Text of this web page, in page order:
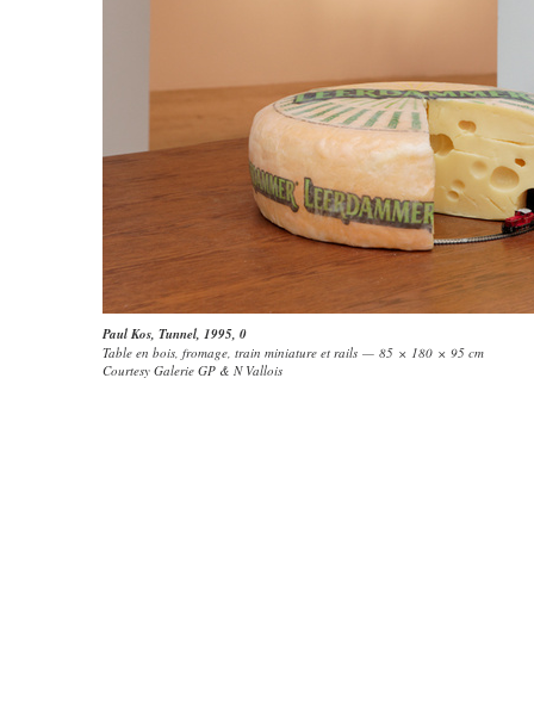
Paul Kos, Tunnel, 1995, 0
Table en bois, fromage, train miniature et rails — 85 × 180 × 95 cm
Courtesy Galerie GP & N Vallois